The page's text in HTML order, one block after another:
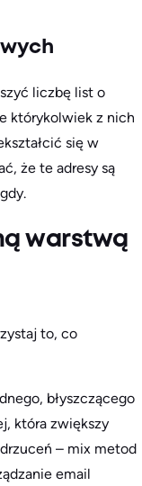
liczbę list o
którykolwiek z nich
się w
że te adresy są
warstwą
to, co
błyszczącego
która zwiększy
– mix metod
email